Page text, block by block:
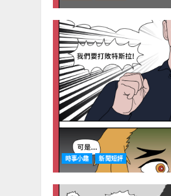
時事小趣 新聞短評